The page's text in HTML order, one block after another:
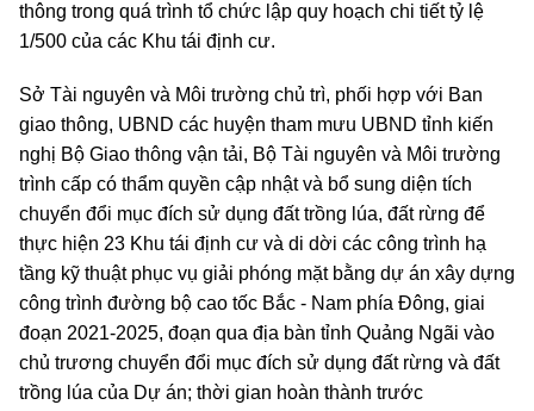
thông trong quá trình tổ chức lập quy hoạch chi tiết tỷ lệ
1/500 của các Khu tái định cư.
Sở Tài nguyên và Môi trường chủ trì, phối hợp với Ban
giao thông, UBND các huyện tham mưu UBND tỉnh kiến
nghị Bộ Giao thông vận tải, Bộ Tài nguyên và Môi trường
trình cấp có thẩm quyền cập nhật và bổ sung diện tích
chuyển đổi mục đích sử dụng đất trồng lúa, đất rừng để
thực hiện 23 Khu tái định cư và di dời các công trình hạ
tầng kỹ thuật phục vụ giải phóng mặt bằng dự án xây dựng
công trình đường bộ cao tốc Bắc - Nam phía Đông, giai
đoạn 2021-2025, đoạn qua địa bàn tỉnh Quảng Ngãi vào
chủ trương chuyển đổi mục đích sử dụng đất rừng và đất
trồng lúa của Dự án; thời gian hoàn thành trước